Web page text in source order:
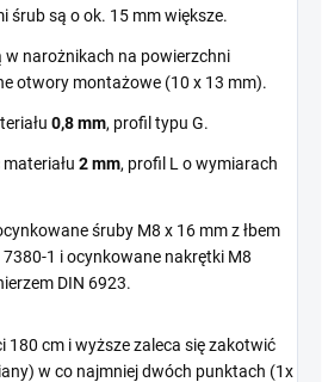
śrub są o ok. 15 mm większe.
w narożnikach na powierzchni
otwory montażowe (10 x 13 mm).
0,8 mm, profil typu G.
2 mm, profil L o wymiarach
śruby M8 x 16 mm z łbem
1 i ocynkowane nakrętki M8
DIN 6923.
180 cm i wyższe zaleca się zakotwić
w co najmniej dwóch punktach (1x